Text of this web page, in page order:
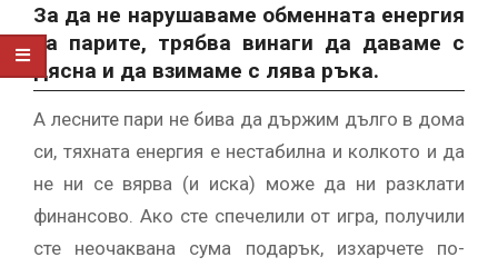
За да не нарушаваме обменната енергия
на парите, трябва винаги да даваме с
дясна и да взимаме с лява ръка.
А лесните пари не бива да държим дълго в дома
си, тяхната енергия е нестабилна и колкото и да
не ни се вярва (и иска) може да ни разклати
финансово. Ако сте спечелили от игра, получили
сте неочаквана сума подарък, изхарчете по-